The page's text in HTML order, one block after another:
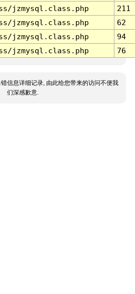
jzmysql.class.php
211
jzmysql.class.php
62
jzmysql.class.php
94
jzmysql.class.php 76
信息详细记录, 由此给您带来的访问不便我
们深感歉意.